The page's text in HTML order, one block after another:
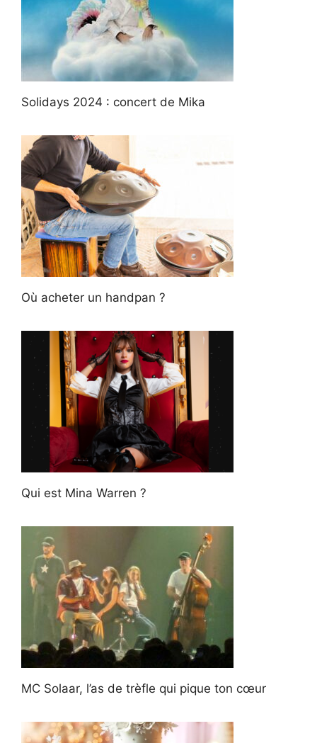
Solidays 2024 : concert de Mika
Où acheter un handpan ?
Qui est Mina Warren ?
MC Solaar, l’as de trèfle qui pique ton cœur